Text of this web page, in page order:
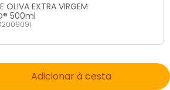
OLIVA EXTRA VIRGEM
500ml
Adicionar à cesta